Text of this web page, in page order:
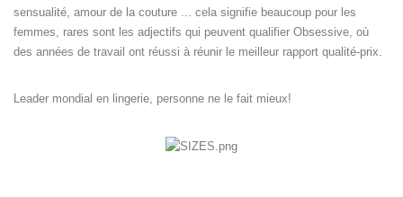
sensualité, amour de la couture ... cela signifie beaucoup pour les
femmes, rares sont les adjectifs qui peuvent qualifier Obsessive, où
des années de travail ont réussi à réunir le meilleur rapport qualité-prix.
Leader mondial en lingerie, personne ne le fait mieux!